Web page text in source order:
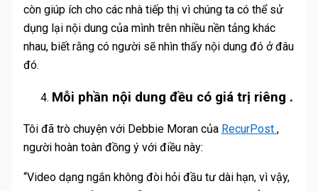
còn giúp ích cho các nhà tiếp thị vì chúng ta có thể sử
dụng lại nội dung của mình trên nhiều nền tảng khác
nhau, biết rằng có người sẽ nhìn thấy nội dung đó ở đâu
đó.
Mỗi phần nội dung đều có giá trị riêng .
Tôi đã trò chuyện với Debbie Moran của RecurPost ,
người hoàn toàn đồng ý với điều này:
“Video dạng ngắn không đòi hỏi đầu tư dài hạn, vì vậy,